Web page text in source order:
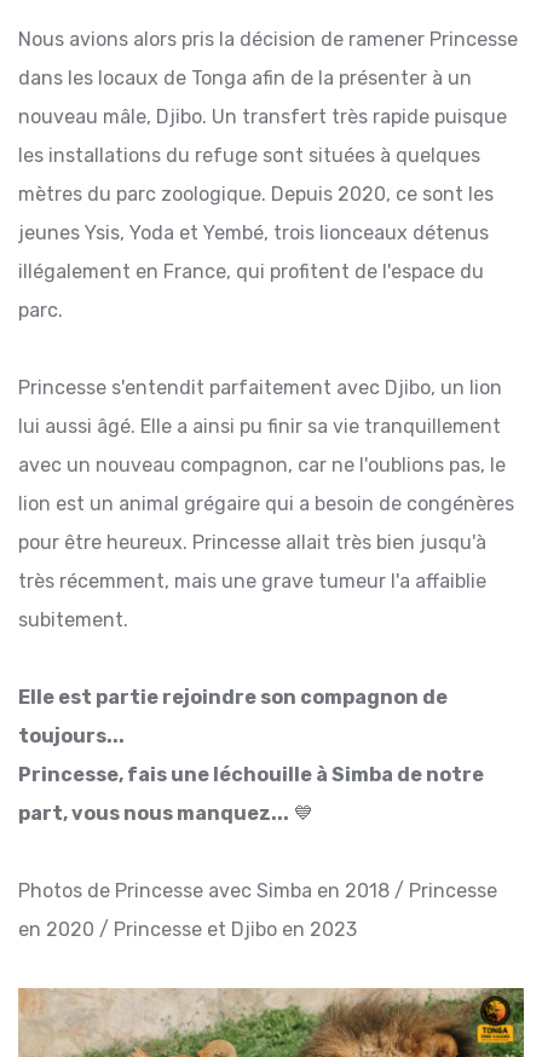
Nous avions alors pris la décision de ramener Princesse
dans les locaux de Tonga afin de la présenter à un
nouveau mâle, Djibo. Un transfert très rapide puisque
les installations du refuge sont situées à quelques
mètres du parc zoologique. Depuis 2020, ce sont les
jeunes Ysis, Yoda et Yembé, trois lionceaux détenus
illégalement en France, qui profitent de l'espace du
parc.
Princesse s'entendit parfaitement avec Djibo, un lion
lui aussi âgé. Elle a ainsi pu finir sa vie tranquillement
avec un nouveau compagnon, car ne l'oublions pas, le
lion est un animal grégaire qui a besoin de congénères
pour être heureux. Princesse allait très bien jusqu'à
très récemment, mais une grave tumeur l'a affaiblie
subitement.
Elle est partie rejoindre son compagnon de
toujours...
Princesse, fais une léchouille à Simba de notre
part, vous nous manquez... 💙
Photos de Princesse avec Simba en 2018 / Princesse
en 2020 / Princesse et Djibo en 2023